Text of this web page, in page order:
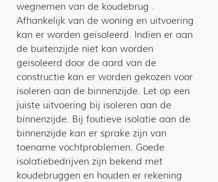
wegnemen van de koudebrug .
Afhankelijk van de woning en uitvoering
kan er worden geïsoleerd. Indien er aan
de buitenzijde niet kan worden
geïsoleerd door de aard van de
constructie kan er worden gekozen voor
isoleren aan de binnenzijde. Let op een
juiste uitvoering bij isoleren aan de
binnenzijde. Bij foutieve isolatie aan de
binnenzijde kan er sprake zijn van
toename vochtproblemen. Goede
isolatiebedrijven zijn bekend met
koudebruggen en houden er rekening